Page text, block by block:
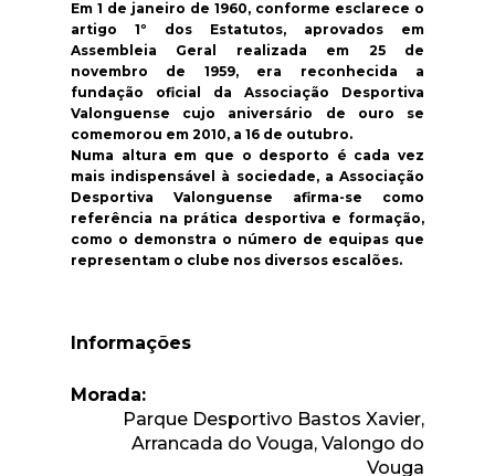
Em 1 de janeiro de 1960, conforme esclarece o
artigo 1º dos Estatutos, aprovados em
Assembleia Geral realizada em 25 de
novembro de 1959, era reconhecida a
fundação oficial da Associação Desportiva
Valonguense cujo aniversário de ouro se
comemorou em 2010, a 16 de outubro.
Numa altura em que o desporto é cada vez
mais indispensável à sociedade, a Associação
Desportiva Valonguense afirma-se como
referência na prática desportiva e formação,
como o demonstra o número de equipas que
representam o clube nos diversos escalões.
Informações
Morada:
Parque Desportivo Bastos Xavier,
Arrancada do Vouga, Valongo do
Vouga